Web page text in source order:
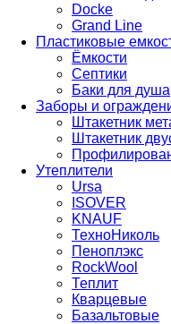
Docke
Grand Line
Пластиковые
Ёмкости
Септики
Баки для душа
Заборы и
Штакетник
Штакетник
Утеплители
Ursa
ISOVER
KNAUF
ТехноНиколь
Пеноплэкс
RockWool
Теплит
Кварцевые
Базальтовые